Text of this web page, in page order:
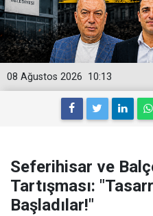
10:13
08 Ağustos 2026
Seferihisar ve
Tartışması:
Başladılar!"